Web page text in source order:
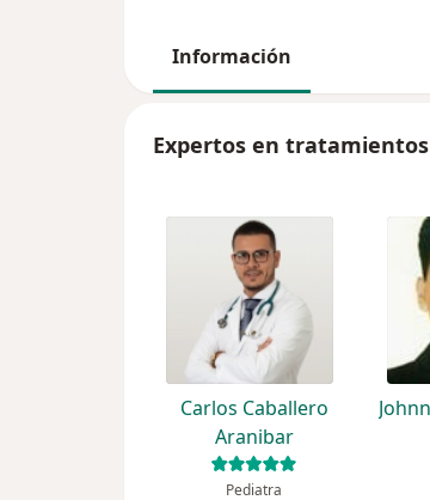
Información
Expertos en
Carlos Caballero
Aranibar
Pediatra